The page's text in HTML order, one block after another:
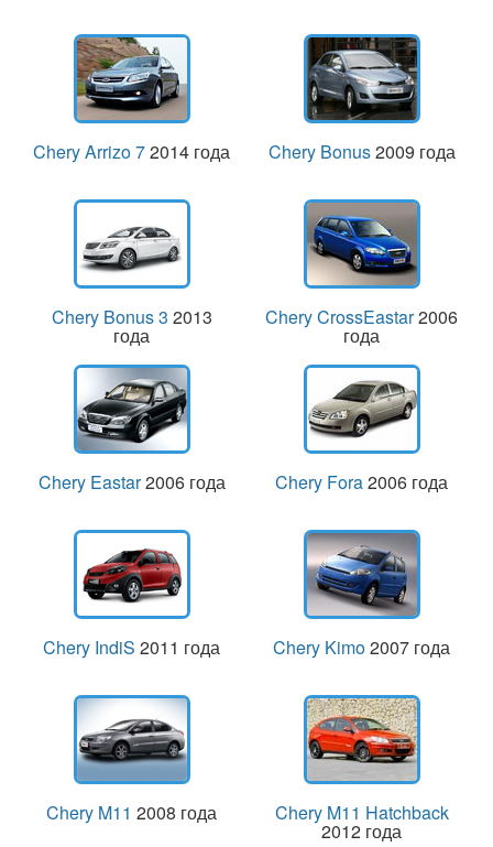
Chery Arrizo 72014 года Chery Bonus2009 года
Chery Bonus 3 2013
года
Chery CrossEastar2006
года
Chery Eastar2006 года Chery Fora2006 года
Chery IndiS 2011 года Chery Kimo2007 года
Chery M11 2008 года Chery M11 Hatchback
2012 года